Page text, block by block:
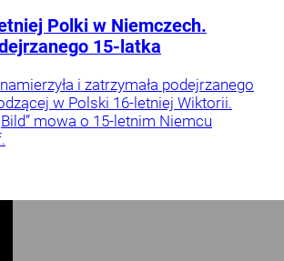
Polki w Niemczech.
15-latka
i zatrzymała podejrzanego
w Polski 16-letniej Wiktorii.
mowa o 15-letnim Niemcu